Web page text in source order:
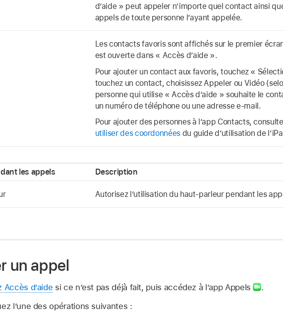
d’aide » peut appeler n’importe quel contact ainsi
appels de toute personne l’ayant appelée.
Les contacts favoris sont affichés sur le premier
est ouverte dans « Accès d’aide ».
Pour ajouter un contact aux favoris, touchez «
touchez un contact, choisissez Appeler ou Vidéo
personne qui utilise « Accès d’aide » souhaite le
un numéro de téléphone ou une adresse e-mail.
Pour ajouter des personnes à l’app Contacts,
utiliser des coordonnéesdu guide d’utilisation de
les appels Description
Autorisez l’utilisation du haut-parleur pendant les
un appel
Accès d’aide si ce n’est pas déjà fait, puis accédez à l’app Appels
.
l’une des opérations suivantes :